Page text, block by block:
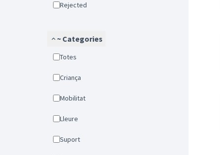
Rejected
~ Categories
Totes
Criança
Mobilitat
Lleure
Suport